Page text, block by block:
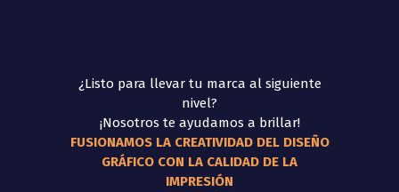
¿Listo para llevar tu marca al siguiente
nivel?
¡Nosotros te ayudamos a brillar!
FUSIONAMOS LA CREATIVIDAD DEL DISEÑO
GRÁFICO CON LA CALIDAD DE LA
IMPRESIÓN